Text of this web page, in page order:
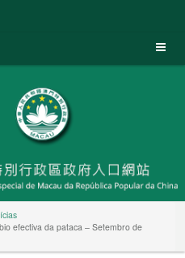
efectiva da pataca – Setembro de